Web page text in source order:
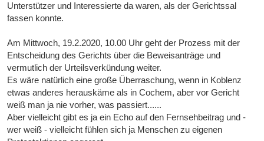
Unterstützer und Interessierte da waren, als der Gerichtssal
fassen konnte.
Am Mittwoch, 19.2.2020, 10.00 Uhr geht der Prozess mit der
Entscheidung des Gerichts über die Beweisanträge und
vermutlich der Urteilsverkündung weiter.
Es wäre natürlich eine große Überraschung, wenn in Koblenz
etwas anderes herauskäme als in Cochem, aber vor Gericht
weiß man ja nie vorher, was passiert......
Aber vielleicht gibt es ja ein Echo auf den Fernsehbeitrag und -
wer weiß - vielleicht fühlen sich ja Menschen zu eigenen